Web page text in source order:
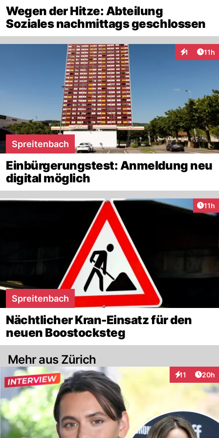
Wegen der Hitze: Abteilung
Soziales nachmittags geschlossen
1 11h
Spreitenbach
Einbürgerungstest: Anmeldung neu
digital möglich
11h
Spreitenbach
Nächtlicher Kran-Einsatz für den
neuen Boostocksteg
Mehr aus Zürich
11
Interaktionen
20h